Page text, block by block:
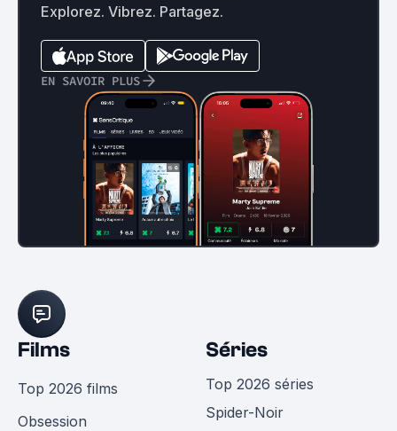
Explorez. Vibrez. Partagez.
EN SAVOIR PLUS
Films
Top 2026 films
Obsession
Séries
Top 2026 séries
Spider-Noir